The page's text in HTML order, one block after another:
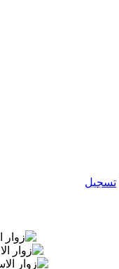
تسجيل